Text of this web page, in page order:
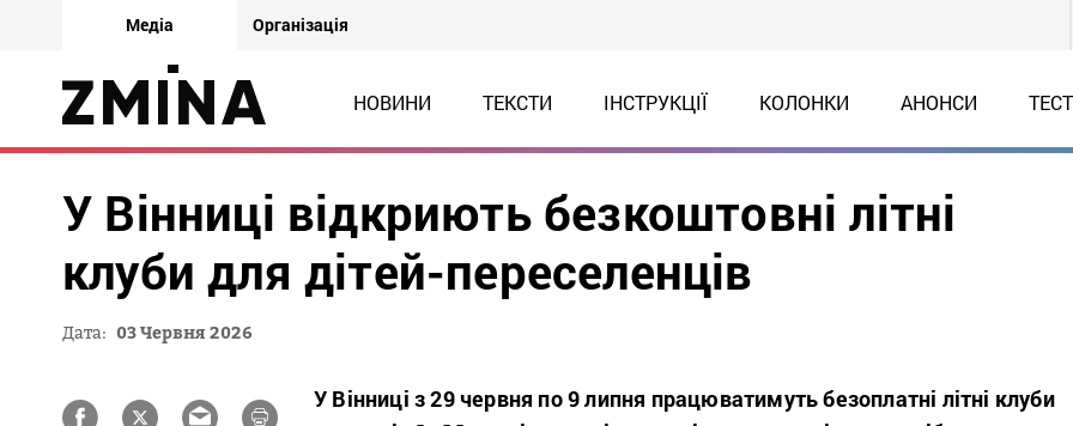
Медіа Організація
НОВИНИ ТЕКСТИ ІНСТРУКЦІЇ КОЛОНКИ АНОНСИ
У Вінниці відкриють безкоштовні літні
клуби для дітей-переселенців
Дата: 03 Червня 2026
У Вінниці з 29 червня по 9 липня працюватимуть безоплатні літні клуби